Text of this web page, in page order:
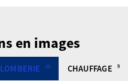
en images
11 CHAUFFAGE 9